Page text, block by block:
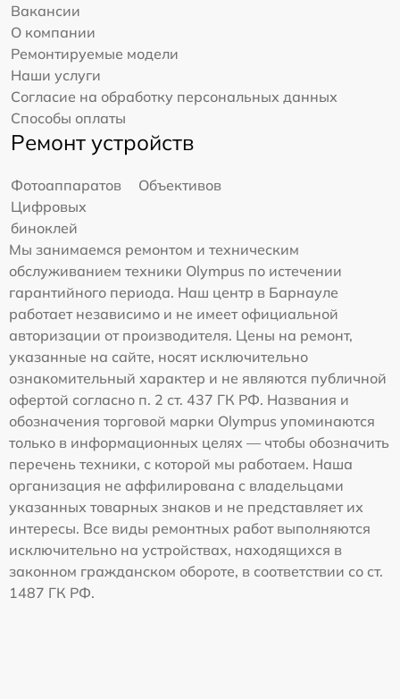
Вакансии
О компании
Ремонтируемые модели
Наши услуги
Согласие на обработку персональных данных
Способы оплаты
Ремонт устройств
Фотоаппаратов
Объективов
Цифровых
биноклей
Мы занимаемся ремонтом и техническим
обслуживанием техники Olympus по истечении
гарантийного периода. Наш центр в Барнауле
работает независимо и не имеет официальной
авторизации от производителя. Цены на ремонт,
указанные на сайте, носят исключительно
ознакомительный характер и не являются публичной
офертой согласно п. 2 ст. 437 ГК РФ. Названия и
обозначения торговой марки Olympus упоминаются
только в информационных целях — чтобы обозначить
перечень техники, с которой мы работаем. Наша
организация не аффилирована с владельцами
указанных товарных знаков и не представляет их
интересы. Все виды ремонтных работ выполняются
исключительно на устройствах, находящихся в
законном гражданском обороте, в соответствии со ст.
1487 ГК РФ.